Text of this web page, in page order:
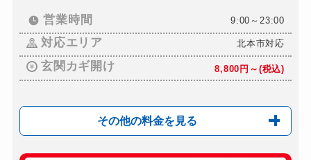
ドアノブカギ作成
ドアノブカギ交換 11,000円～(税込)
営業時間 9:00～23:00
対応エリア 北本市対応
玄関カギ開け 8,800円～(税込)
その他の料金を見る